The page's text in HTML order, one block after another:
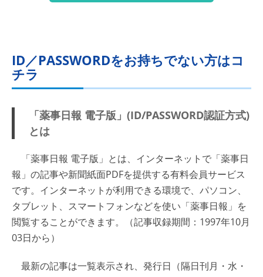
ID／PASSWORDをお持ちでない方はコ
チラ
「薬事日報 電子版」(ID/PASSWORD認証方式)
とは
「薬事日報 電子版」とは、インターネットで「薬事日
報」の記事や新聞紙面PDFを提供する有料会員サービス
です。インターネットが利用できる環境で、パソコン、
タブレット、スマートフォンなどを使い「薬事日報」を
閲覧することができます。（記事収録期間：1997年10月
03日から）
最新の記事は一覧表示され、発行日（隔日刊月・水・